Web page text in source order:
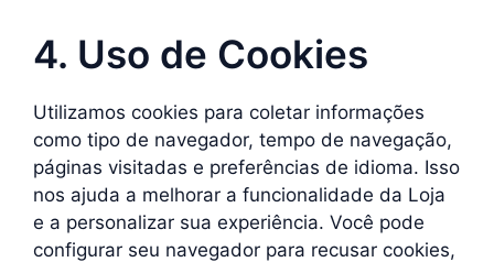
4. Uso de Cookies
Utilizamos cookies para coletar informações
como tipo de navegador, tempo de navegação,
páginas visitadas e preferências de idioma. Isso
nos ajuda a melhorar a funcionalidade da Loja
e a personalizar sua experiência. Você pode
configurar seu navegador para recusar cookies,